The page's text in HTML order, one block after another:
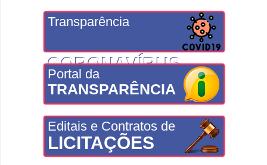
Transparência
CORONAVÍRUS
Portal da
TRANSPARÊNCIA
Editais e Contratos de
LICITAÇÕES